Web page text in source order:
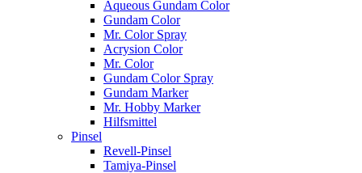
Aqueous Gundam Color
Gundam Color
Mr. Color Spray
Acrysion Color
Mr. Color
Gundam Color Spray
Gundam Marker
Mr. Hobby Marker
Hilfsmittel
Pinsel
Revell-Pinsel
Tamiya-Pinsel